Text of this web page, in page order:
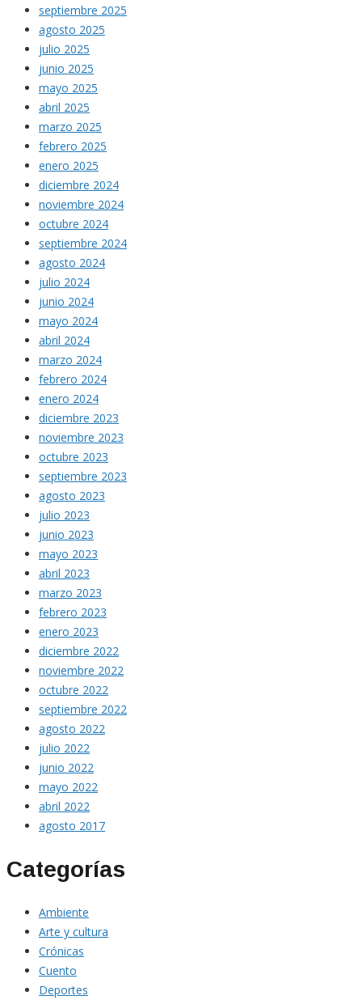
septiembre 2025
agosto 2025
julio 2025
junio 2025
mayo 2025
abril 2025
marzo 2025
febrero 2025
enero 2025
diciembre 2024
noviembre 2024
octubre 2024
septiembre 2024
agosto 2024
julio 2024
junio 2024
mayo 2024
abril 2024
marzo 2024
febrero 2024
enero 2024
diciembre 2023
noviembre 2023
octubre 2023
septiembre 2023
agosto 2023
julio 2023
junio 2023
mayo 2023
abril 2023
marzo 2023
febrero 2023
enero 2023
diciembre 2022
noviembre 2022
octubre 2022
septiembre 2022
agosto 2022
julio 2022
junio 2022
mayo 2022
abril 2022
agosto 2017
Categorías
Ambiente
Arte y cultura
Crónicas
Cuento
Deportes